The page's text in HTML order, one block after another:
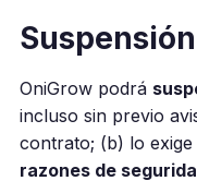
Suspensión
OniGrow podrá
incluso sin previo
contrato; (b) lo
razones de